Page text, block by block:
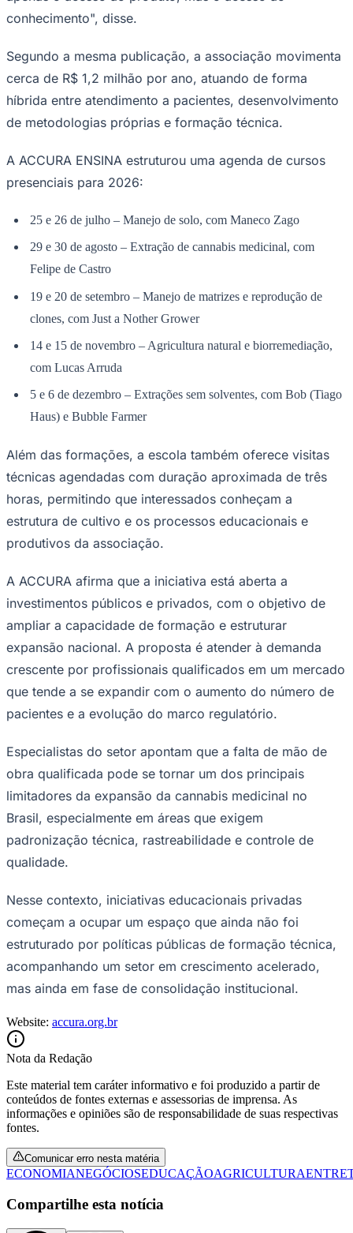
São Paulo
Flamengo
conhecimento", disse.
Segundo a mesma publicação, a associação movimenta
cerca de R$ 1,2 milhão por ano, atuando de forma
híbrida entre atendimento a pacientes, desenvolvimento
de metodologias próprias e formação técnica.
A ACCURA ENSINA estruturou uma agenda de cursos
presenciais para 2026:
25 e 26 de julho – Manejo de solo, com Maneco Zago
29 e 30 de agosto – Extração de cannabis medicinal, com
Felipe de Castro
19 e 20 de setembro – Manejo de matrizes e reprodução de
clones, com Just a Nother Grower
14 e 15 de novembro – Agricultura natural e biorremediação,
com Lucas Arruda
5 e 6 de dezembro – Extrações sem solventes, com Bob (Tiago
Haus) e Bubble Farmer
Além das formações, a escola também oferece visitas
técnicas agendadas com duração aproximada de três
horas, permitindo que interessados conheçam a
estrutura de cultivo e os processos educacionais e
produtivos da associação.
A ACCURA afirma que a iniciativa está aberta a
investimentos públicos e privados, com o objetivo de
ampliar a capacidade de formação e estruturar
expansão nacional. A proposta é atender à demanda
crescente por profissionais qualificados em um mercado
que tende a se expandir com o aumento do número de
pacientes e a evolução do marco regulatório.
Especialistas do setor apontam que a falta de mão de
obra qualificada pode se tornar um dos principais
limitadores da expansão da cannabis medicinal no
Brasil, especialmente em áreas que exigem
padronização técnica, rastreabilidade e controle de
qualidade.
Nesse contexto, iniciativas educacionais privadas
começam a ocupar um espaço que ainda não foi
estruturado por políticas públicas de formação técnica,
acompanhando um setor em crescimento acelerado,
mas ainda em fase de consolidação institucional.
Website: accura.org.br
Nota da Redação
Este material tem caráter informativo e foi produzido a partir de
conteúdos de fontes externas e assessorias de imprensa. As
informações e opiniões são de responsabilidade de suas respectivas
fontes.
Comunicar erro nesta matéria
ECONOMIANEGÓCIOSEDUCAÇÃOAGRICULTURA
Compartilhe esta notícia